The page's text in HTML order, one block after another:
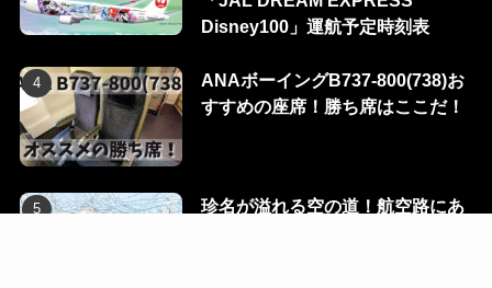
Disney100」運航予定時刻表
ANAボーイングB737-800(738)お
すすめの座席！勝ち席はここだ！
珍名が溢れる空の道！航空路にあ